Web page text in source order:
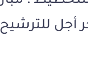
20 يونيو 2018